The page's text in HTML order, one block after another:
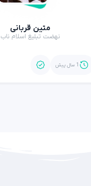
متین قربانی
نهضت تبلیغ اسلام ناب
1 سال پیش